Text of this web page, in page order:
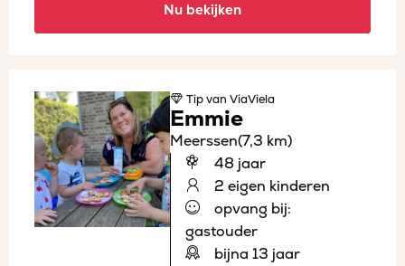
Nu bekijken
Tipvan ViaViela
Emmie
Meerssen(7,3 km)
48 jaar
2 eigen kinderen
opvang bij:
gastouder
bijna 13 jaar